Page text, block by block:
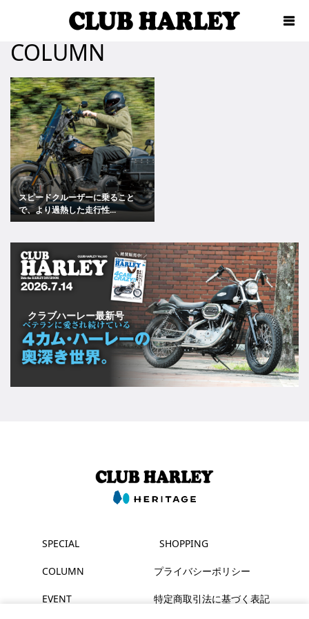
COLUMN
スピードクルーザーに乗ること
で、より過熱した走行性...
クラブハーレー最新号
SPECIAL
COLUMN
EVENT
SHOPPING
プライバシーポリシー
特定商取引法に基づく表記